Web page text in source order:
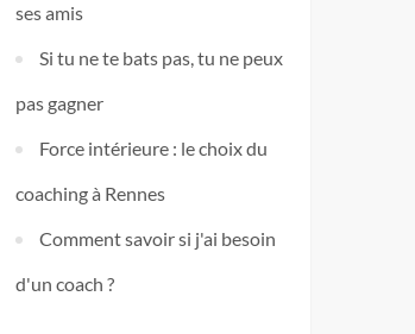
ses amis
Si tu ne te bats pas, tu ne peux
pas gagner
Force intérieure : le choix du
coaching à Rennes
Comment savoir si j'ai besoin
d'un coach ?